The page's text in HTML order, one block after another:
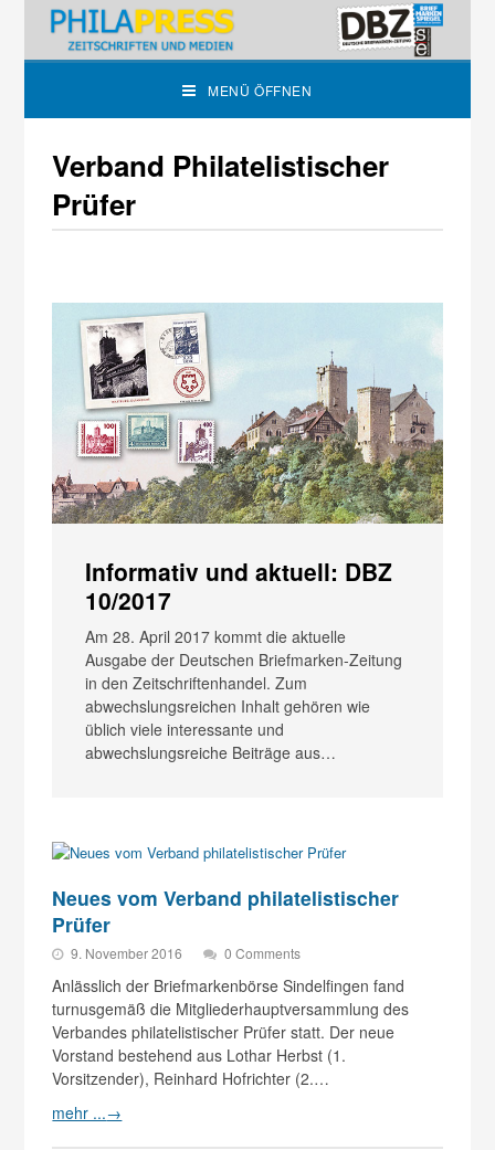
MENÜ ÖFFNEN
Verband Philatelistischer
Prüfer
Informativ und aktuell: DBZ
10/2017
Am 28. April 2017 kommt die aktuelle
Ausgabe der Deutschen Briefmarken-Zeitung
in den Zeitschriftenhandel. Zum
abwechslungsreichen Inhalt gehören wie
üblich viele interessante und
abwechslungsreiche Beiträge aus…
Neues vom Verband philatelistischer
Prüfer
9. November 2016 0 Comments
Anlässlich der Briefmarkenbörse Sindelfingen fand
turnusgemäß die Mitgliederhauptversammlung des
Verbandes philatelistischer Prüfer statt. Der neue
Vorstand bestehend aus Lothar Herbst (1.
Vorsitzender), Reinhard Hofrichter (2.…
mehr ...→